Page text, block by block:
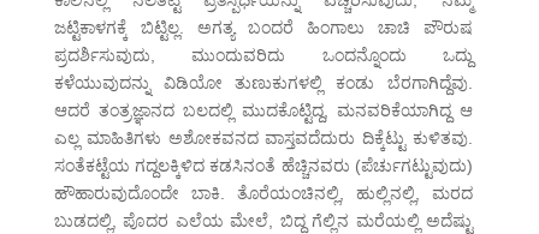
ಜಟ್ಟಿಕಾಳಗಕ್ಕೆ ಬಿಟ್ಟಿಲ್ಲ. ಅಗತ್ಯ ಬಂದರೆ ಹಿಂಗಾಲು ಚಾಚಿ ಪೌರುಷ
ಪ್ರದರ್ಶಿಸುವುದು, ಮುಂದುವರಿದು ಒಂದನ್ನೊಂದು ಒದ್ದು
ಕಳೆಯುವುದನ್ನು ವಿಡಿಯೋ ತುಣುಕುಗಳಲ್ಲಿ ಕಂಡು ಬೆರಗಾಗಿದ್ದೆವು.
ಆದರೆ ತಂತ್ರಜ್ಞಾನದ ಬಲದಲ್ಲಿ ಮುದಕೊಟ್ಟಿದ್ದ, ಮನವರಿಕೆಯಾಗಿದ್ದ ಆ
ಎಲ್ಲ ಮಾಹಿತಿಗಳು ಅಶೋಕವನದ ವಾಸ್ತವದೆದುರು ದಿಕ್ಕೆಟ್ಟು ಕುಳಿತವು.
ಸಂತೆಕಟ್ಟೆಯ ಗದ್ದಲಕ್ಕಿಳಿದ ಕಡಸಿನಂತೆ ಹೆಚ್ಚಿನವರು (ಪೆರ್ಚುಗಟ್ಟುವುದು)
ಹೌಹಾರುವುದೊಂದೇ ಬಾಕಿ. ತೊರೆಯಂಚಿನಲ್ಲಿ, ಹುಲ್ಲಿನಲ್ಲಿ, ಮರದ
ಬುಡದಲ್ಲಿ, ಪೊದರ ಎಲೆಯ ಮೇಲೆ, ಬಿದ್ದ ಗೆಲ್ಲಿನ ಮರೆಯಲ್ಲಿ ಅದೆಷ್ಟು